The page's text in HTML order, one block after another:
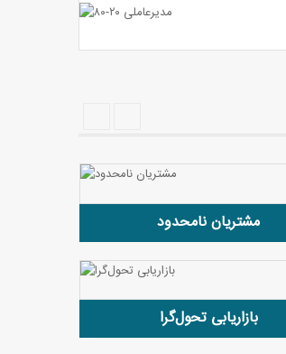
مشتریان نامحدود
بازاریابی تحو‌ل‌گرا